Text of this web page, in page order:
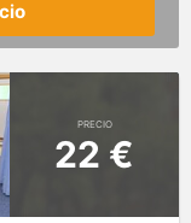
PRECIO
22 €